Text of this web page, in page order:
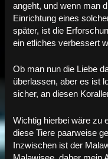
angeht, und wenn man
Einrichtung eines
später, ist die
ein etliches verbessert
Ob man nun die Liebe
überlassen, aber es ist
sicher, an diesen
Wichtig hierbei wäre zu
diese Tiere paarweise
Inzwischen ist der